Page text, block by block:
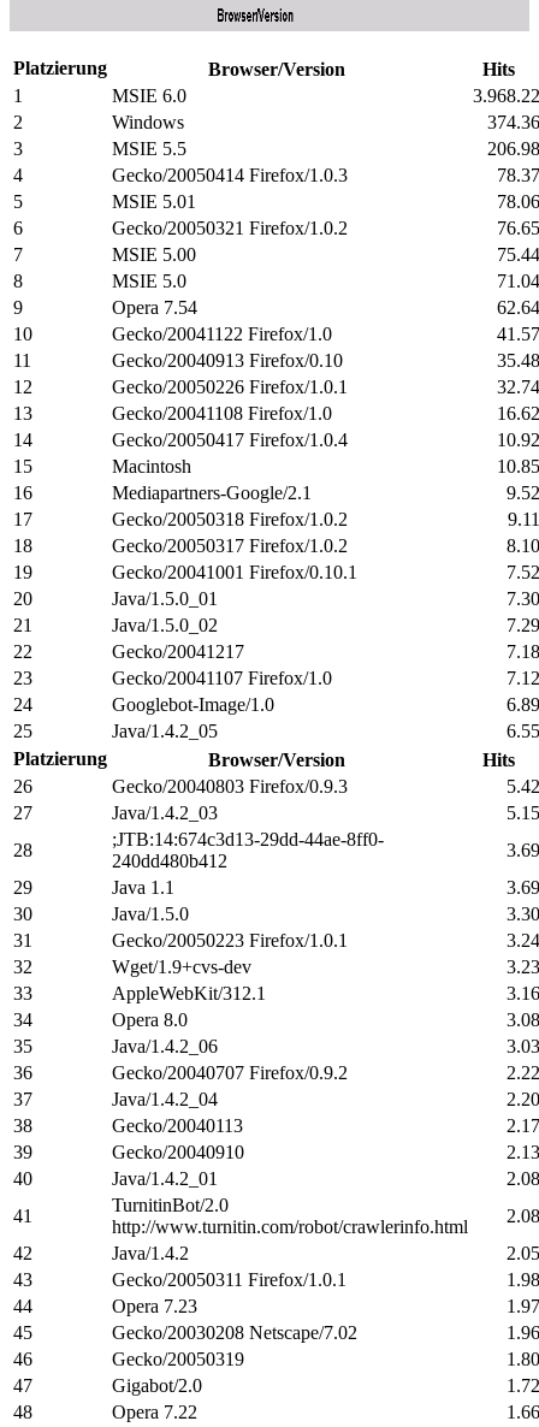
Platzierung Browser/Version
Hits
1
MSIE 6.0
2
Windows
3
MSIE 5.5
4
Gecko/20050414 Firefox/1.0.3
5
MSIE 5.01
6
Gecko/20050321 Firefox/1.0.2
7
MSIE 5.00
8
MSIE 5.0
9
Opera 7.54
10
Gecko/20041122 Firefox/1.0
11
Gecko/20040913 Firefox/0.10
12
Gecko/20050226 Firefox/1.0.1
13
Gecko/20041108 Firefox/1.0
14
Gecko/20050417 Firefox/1.0.4
15
Macintosh
16
Mediapartners-Google/2.1
17
Gecko/20050318 Firefox/1.0.2
18
Gecko/20050317 Firefox/1.0.2
19
Gecko/20041001 Firefox/0.10.1
20
Java/1.5.0_01
21
Java/1.5.0_02
22
Gecko/20041217
23
Gecko/20041107 Firefox/1.0
24
Googlebot-Image/1.0
25
Java/1.4.2_05
Platzierung
Browser/Version
Hits
26
Gecko/20040803 Firefox/0.9.3
27
Java/1.4.2_03
28
;JTB:14:674c3d13-29dd-44ae-8ff0-
240dd480b412
29
Java 1.1
30
Java/1.5.0
31
Gecko/20050223 Firefox/1.0.1
32
Wget/1.9+cvs-dev
33
AppleWebKit/312.1
34
Opera 8.0
35
Java/1.4.2_06
36
Gecko/20040707 Firefox/0.9.2
37
Java/1.4.2_04
38
Gecko/20040113
39
Gecko/20040910
40
Java/1.4.2_01
41
TurnitinBot/2.0
http://www.turnitin.com/robot/crawlerinfo.html
42
Java/1.4.2
43
Gecko/20050311 Firefox/1.0.1
44
Opera 7.23
45
Gecko/20030208 Netscape/7.02
46
Gecko/20050319
47
Gigabot/2.0
48
Opera 7.22